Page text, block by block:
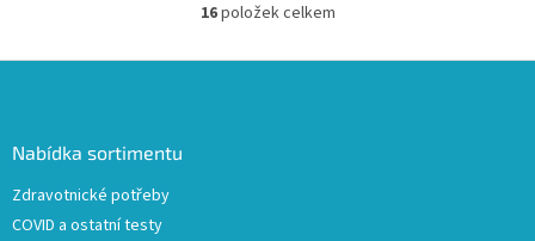
O
l
16položek celkem
Nabídka sortimentu
Zdravotnické potřeby
COVID a ostatní testy